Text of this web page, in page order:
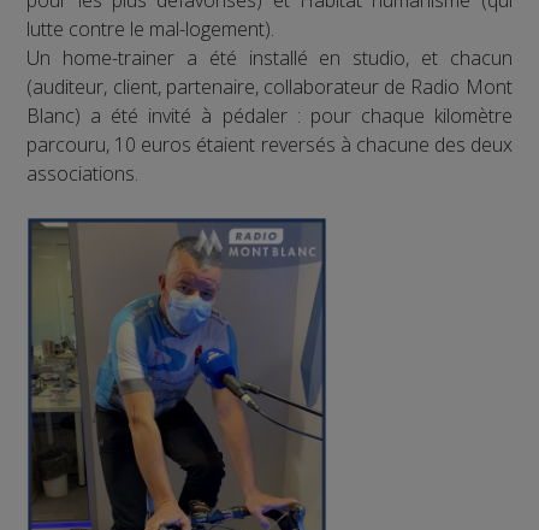
lutte contre le mal-logement).
Un home-trainer a été installé en studio, et chacun
(auditeur, client, partenaire, collaborateur de Radio Mont
Blanc) a été invité à pédaler : pour chaque kilomètre
parcouru, 10 euros étaient reversés à chacune des deux
associations.